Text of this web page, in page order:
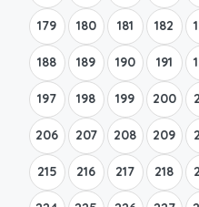
179 180 181 182
188 189 190 191
197 198 199 200
206 207 208 209
215 216 217 218